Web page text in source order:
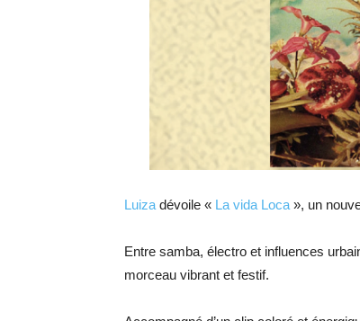
Luiza dévoile « La vida Loca », un
Entre samba, électro et influences
morceau vibrant et festif.